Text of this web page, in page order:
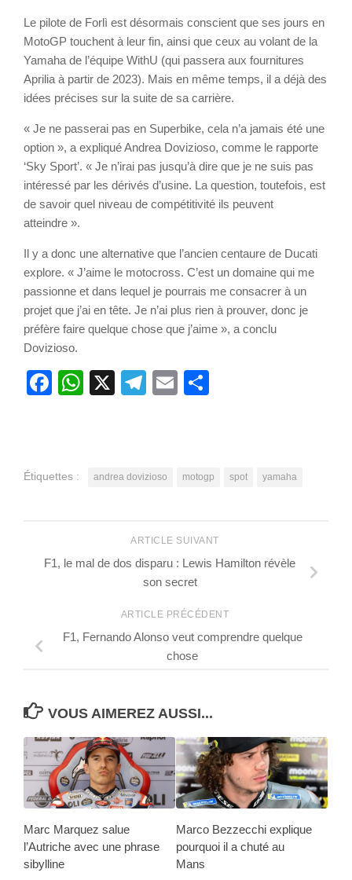
Le pilote de Forlì est désormais conscient que ses jours en
MotoGP touchent à leur fin, ainsi que ceux au volant de la
Yamaha de l’équipe WithU (qui passera aux fournitures
Aprilia à partir de 2023). Mais en même temps, il a déjà des
idées précises sur la suite de sa carrière.
« Je ne passerai pas en Superbike, cela n’a jamais été une
option », a expliqué Andrea Dovizioso, comme le rapporte
‘Sky Sport’. « Je n’irai pas jusqu’à dire que je ne suis pas
intéressé par les dérivés d’usine. La question, toutefois, est
de savoir quel niveau de compétitivité ils peuvent
atteindre ».
Il y a donc une alternative que l’ancien centaure de Ducati
explore. « J’aime le motocross. C’est un domaine qui me
passionne et dans lequel je pourrais me consacrer à un
projet que j’ai en tête. Je n’ai plus rien à prouver, donc je
préfère faire quelque chose que j’aime », a conclu
Dovizioso.
Facebook
WhatsApp
X Telegram
Email
Étiquettes : andrea dovizioso motogp spot yamaha
ARTICLE SUIVANT
F1, le mal de dos disparu : Lewis Hamilton révèle
son secret
ARTICLE PRÉCÉDENT
F1, Fernando Alonso veut comprendre quelque
chose
VOUS AIMEREZ AUSSI...
Marc Marquez salue
l’Autriche avec une phrase
sibylline
Marco Bezzecchi explique
pourquoi il a chuté au
Mans